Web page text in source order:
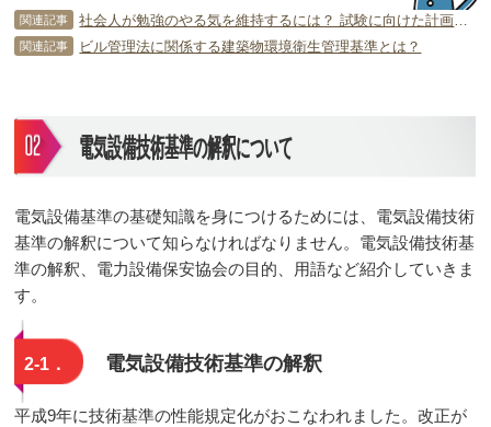
関連記事 社会人が勉強のやる気を維持するには？ 試験に向けた計画の立て方は？
関連記事 ビル管理法に関係する建築物環境衛生管理基準とは？
電気設備技術基準の解釈について
電気設備基準の基礎知識を身につけるためには、電気設備技術
基準の解釈について知らなければなりません。電気設備技術基
準の解釈、電力設備保安協会の目的、用語など紹介していきま
す。
2-1． 電気設備技術基準の解釈
平成9年に技術基準の性能規定化がおこなわれました。改正が